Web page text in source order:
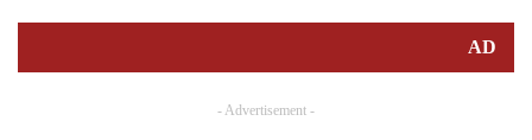
AD
- Advertisement -